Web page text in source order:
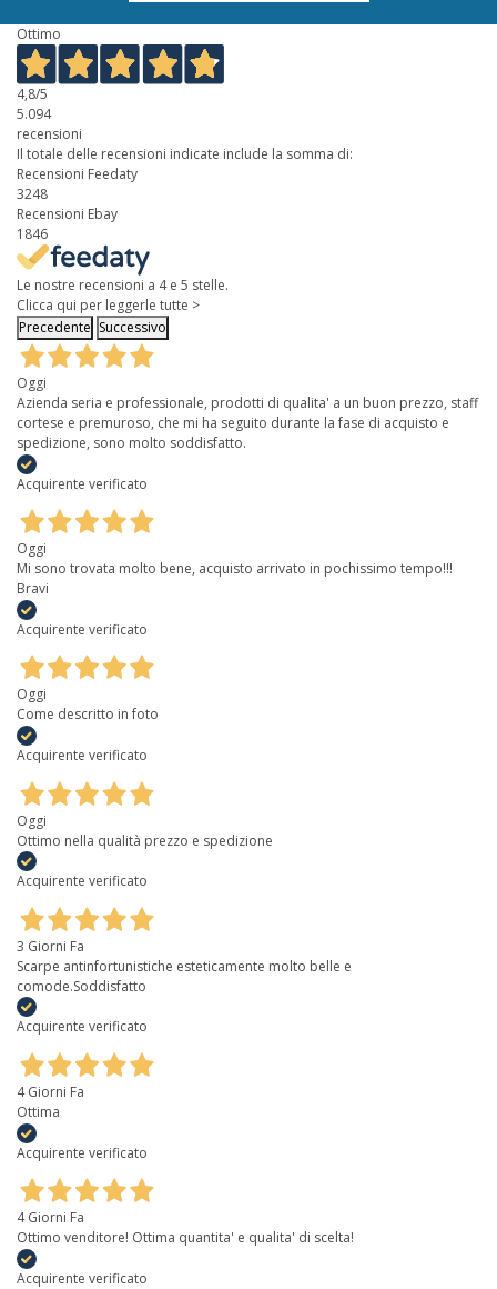
Ottimo
4,8/5
5.094
recensioni
Il totale delle recensioni indicate include la somma di:
Recensioni Feedaty
3248
Recensioni Ebay
1846
Le nostre recensioni a 4 e 5 stelle.
Clicca qui per leggerle tutte >
Precedente Successivo
Oggi
Azienda seria e professionale, prodotti di qualita' a un buon prezzo, staff
cortese e premuroso, che mi ha seguito durante la fase di acquisto e
spedizione, sono molto soddisfatto.
Acquirente verificato
Oggi
Mi sono trovata molto bene, acquisto arrivato in pochissimo tempo!!!
Bravi
Acquirente verificato
Oggi
Come descritto in foto
Acquirente verificato
Oggi
Ottimo nella qualità prezzo e spedizione
Acquirente verificato
3 Giorni Fa
Scarpe antinfortunistiche esteticamente molto belle e
comode.Soddisfatto
Acquirente verificato
4 Giorni Fa
Ottima
Acquirente verificato
4 Giorni Fa
Ottimo venditore! Ottima quantita' e qualita' di scelta!
Acquirente verificato